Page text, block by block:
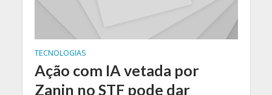
TECNOLOGIAS
Ação com IA vetada por
Zanin no STF pode dar